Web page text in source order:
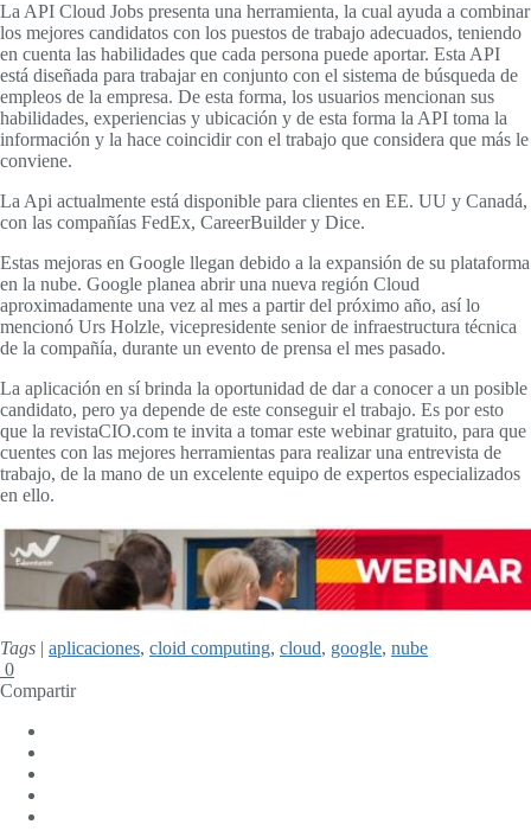
La API Cloud Jobs presenta una herramienta, la cual ayuda a combinar
los mejores candidatos con los puestos de trabajo adecuados, teniendo
en cuenta las habilidades que cada persona puede aportar. Esta API
está diseñada para trabajar en conjunto con el sistema de búsqueda de
empleos de la empresa. De esta forma, los usuarios mencionan sus
habilidades, experiencias y ubicación y de esta forma la API toma la
información y la hace coincidir con el trabajo que considera que más le
conviene.
La Api actualmente está disponible para clientes en EE. UU y Canadá,
con las compañías FedEx, CareerBuilder y Dice.
Estas mejoras en Google llegan debido a la expansión de su plataforma
en la nube. Google planea abrir una nueva región Cloud
aproximadamente una vez al mes a partir del próximo año, así lo
mencionó Urs Holzle, vicepresidente senior de infraestructura técnica
de la compañía, durante un evento de prensa el mes pasado.
La aplicación en sí brinda la oportunidad de dar a conocer a un posible
candidato, pero ya depende de este conseguir el trabajo. Es por esto
que la revistaCIO.com te invita a tomar este webinar gratuito, para que
cuentes con las mejores herramientas para realizar una entrevista de
trabajo, de la mano de un excelente equipo de expertos especializados
en ello.
Tags | aplicaciones, cloid computing, cloud, google, nube
0
Compartir